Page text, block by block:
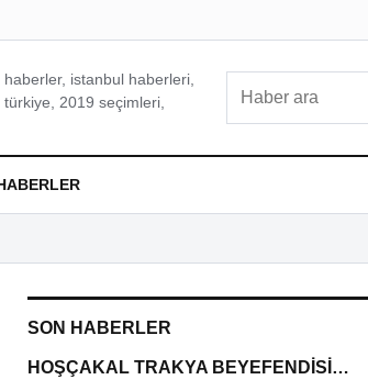
istanbul haberleri,
2019 seçimleri,
SON HABERLER
HOŞÇAKAL TRAKYA BEYEFENDİSİ…